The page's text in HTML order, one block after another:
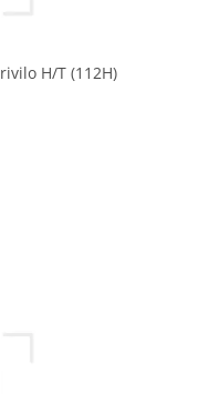
H/T (112H)